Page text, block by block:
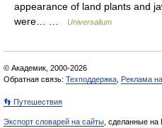
appearance of land plants and
were… …
Universalium
© Академик, 2000-2026
Обратная связь: Техподдержка Реклама
👣 Путешествия
Экспорт словарей на сайты , сделанные на